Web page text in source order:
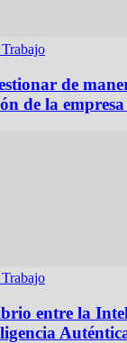
de
de la
entre la